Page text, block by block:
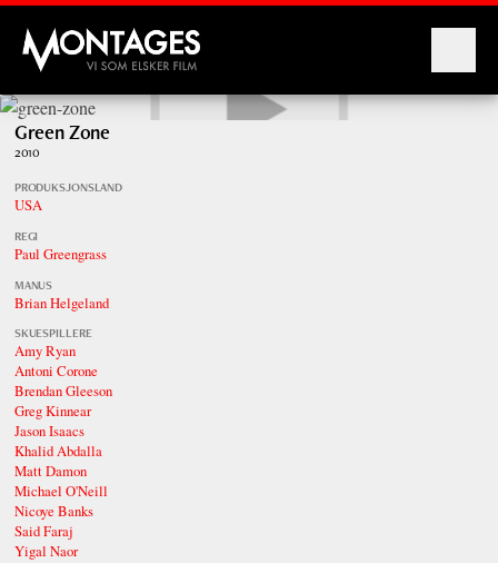
Montages
Green Zone
2010
PRODUKSJONSLAND
USA
REGI
Paul Greengrass
MANUS
Brian Helgeland
SKUESPILLERE
Amy Ryan
Antoni Corone
Brendan Gleeson
Greg Kinnear
Jason Isaacs
Khalid Abdalla
Matt Damon
Michael O'Neill
Nicoye Banks
Said Faraj
Yigal Naor